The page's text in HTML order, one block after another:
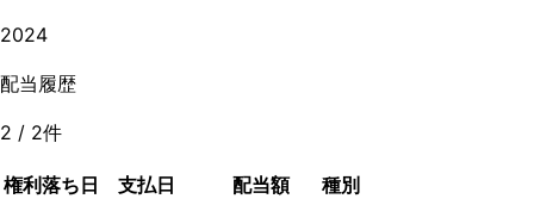
2024
配当履歴
2 / 2件
権利落ち日 支払日 配当額
種別